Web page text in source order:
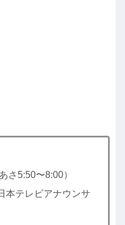
さ5:50〜8:00）
本テレビアナウンサ